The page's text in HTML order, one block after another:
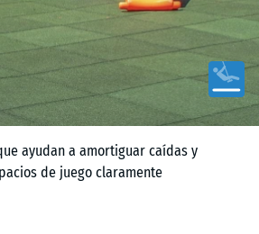
ayudan a amortiguar caídas y
de juego claramente